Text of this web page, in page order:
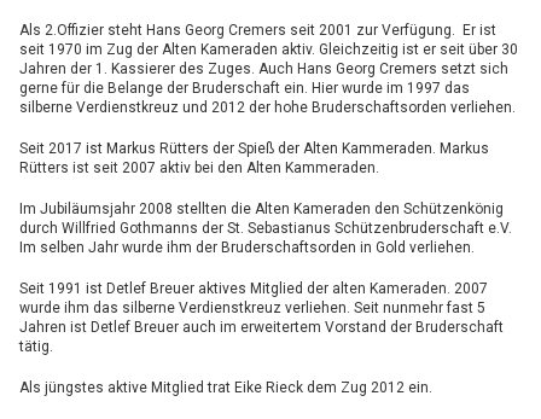
Als 2.Offizier steht Hans Georg Cremers seit 2001 zur Verfügung. Er ist
seit 1970 im Zug der Alten Kameraden aktiv. Gleichzeitig ist er seit über 30
Jahren der 1. Kassierer des Zuges. Auch Hans Georg Cremers setzt sich
gerne für die Belange der Bruderschaft ein. Hier wurde im 1997 das
silberne Verdienstkreuz und 2012 der hohe Bruderschaftsorden verliehen.
Seit 2017 ist Markus Rütters der Spieß der Alten Kammeraden. Markus
Rütters ist seit 2007 aktiv bei den Alten Kammeraden.
Im Jubiläumsjahr 2008 stellten die Alten Kameraden den Schützenkönig
durch Willfried Gothmanns der St. Sebastianus Schützenbruderschaft e.V.
Im selben Jahr wurde ihm der Bruderschaftsorden in Gold verliehen.
Seit 1991 ist Detlef Breuer aktives Mitglied der alten Kameraden. 2007
wurde ihm das silberne Verdienstkreuz verliehen. Seit nunmehr fast 5
Jahren ist Detlef Breuer auch im erweitertem Vorstand der Bruderschaft
tätig.
Als jüngstes aktive Mitglied trat Eike Rieck dem Zug 2012 ein.